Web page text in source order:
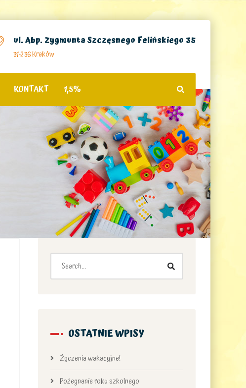
ul. Abp. Zygmunta Szczęsnego Felińskiego 35
31-236 Kraków
KONTAKT 1,5%
OSTATNIE WPISY
Życzenia wakacyjne!
Pożegnanie roku szkolnego